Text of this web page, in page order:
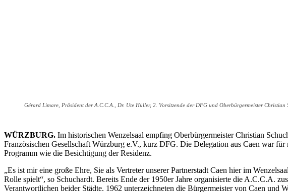
Gérard Limare, Präsident der A.C.C.A., Dr. Ute Hüller, 2. Vorsitzende der DFG und Oberbürgermeister
WÜRZBURG. Im historischen Wenzelsaal empfing Oberbürgermeister Christian
Französischen Gesellschaft Würzburg e.V., kurz DFG. Die Delegation aus Caen war
Programm wie die Besichtigung der Residenz.
„Es ist mir eine große Ehre, Sie als Vertreter unserer Partnerstadt Caen hier im
Rolle spielt“, so Schuchardt. Bereits Ende der 1950er Jahre organisierte die A.C.C.A.
Verantwortlichen beider Städte. 1962 unterzeichneten die Bürgermeister von Caen und